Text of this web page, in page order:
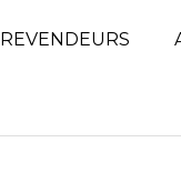
REVENDEURS